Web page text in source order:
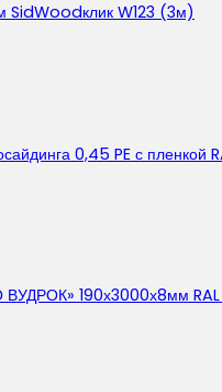
SidWoodклик W123 (3м)
0,45 PE с пленкой
190х3000х8мм RAL